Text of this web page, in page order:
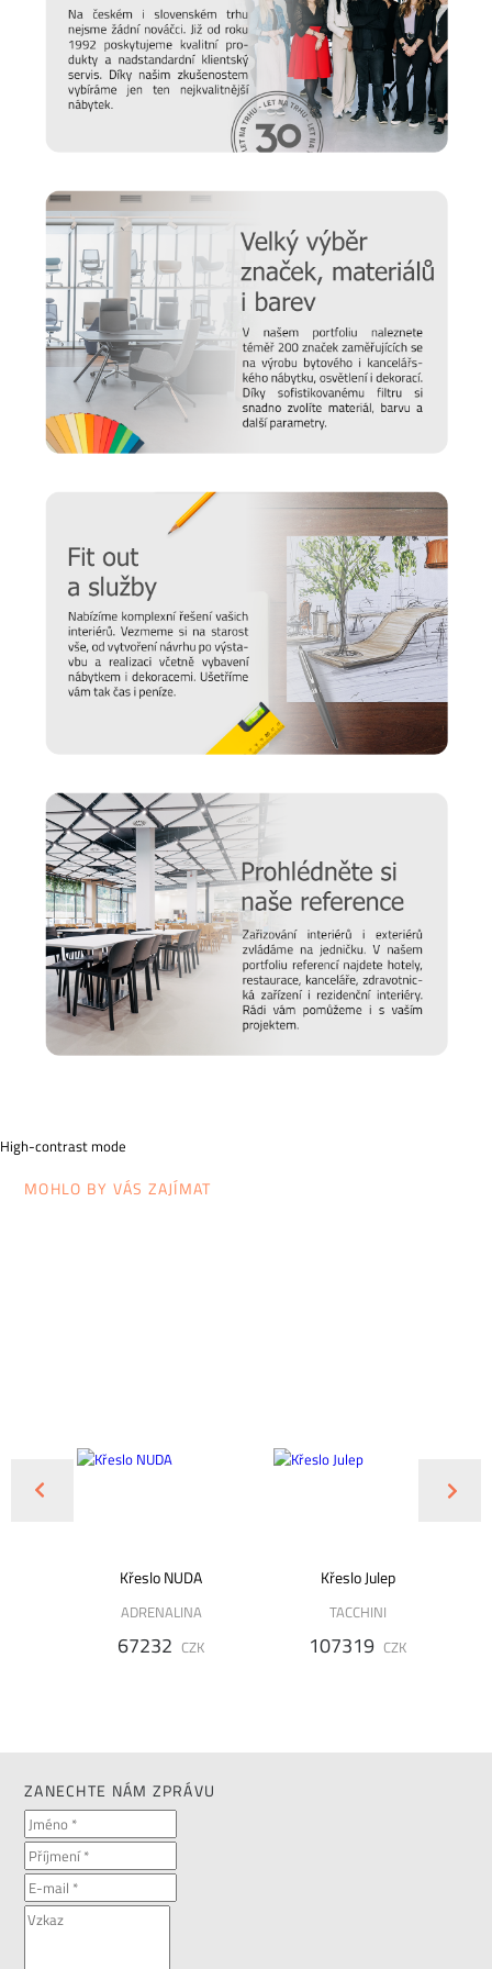
High-contrast mode
MOHLO BY VÁS ZAJÍMAT
Křeslo NUDA
ADRENALINA
67232 CZK
Křeslo Julep
TACCHINI
107319 CZK
ZANECHTE NÁM ZPRÁVU